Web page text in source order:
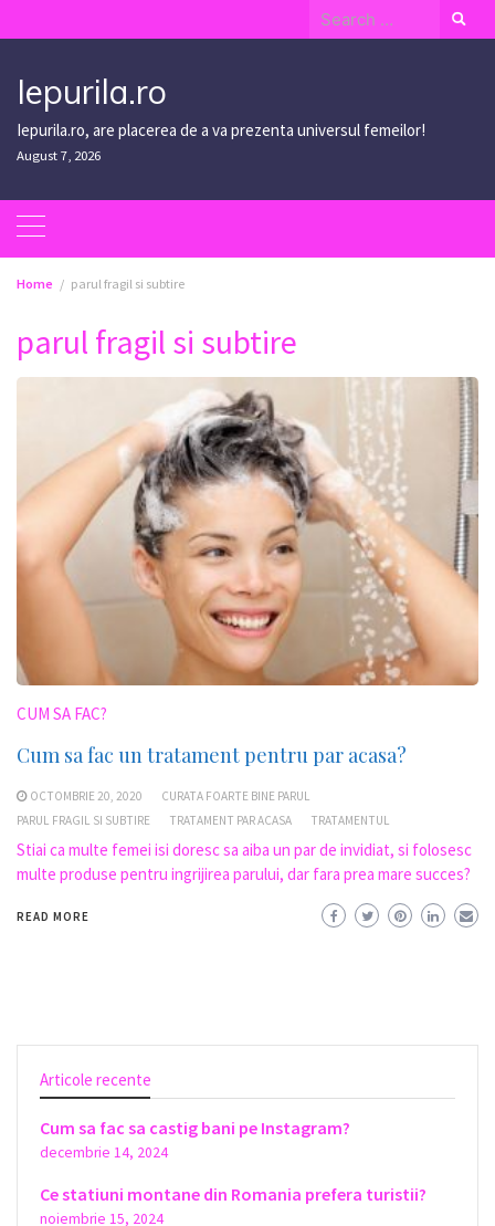
to
Search
for:
Iepurila.ro
Iepurila.ro, are placerea de a va prezenta universul femeilor!
August 7, 2026
Home parul fragil si subtire
parul fragil si subtire
CUM SA FAC?
Cum sa fac un tratament pentru par acasa?
OCTOMBRIE 20, 2020
CURATA FOARTE BINE PARUL
PARUL FRAGIL SI SUBTIRE
TRATAMENT PAR ACASA TRATAMENTUL
Stiai ca multe femei isi doresc sa aiba un par de invidiat, si folosesc
multe produse pentru ingrijirea parului, dar fara prea mare succes?
READ MORE
Articole recente
Cum sa fac sa castig bani pe Instagram?
decembrie 14, 2024
Ce statiuni montane din Romania prefera turistii?
noiembrie 15, 2024